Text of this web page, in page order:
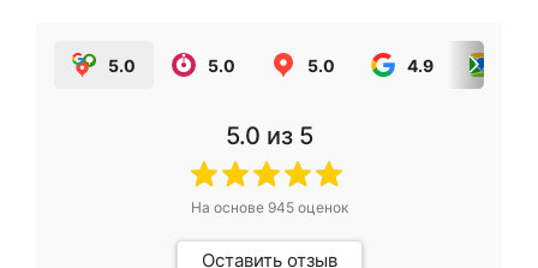
5.0 5.0 5.0 4.9
5.0 из 5
На основе 945оценок
Оставить отзыв